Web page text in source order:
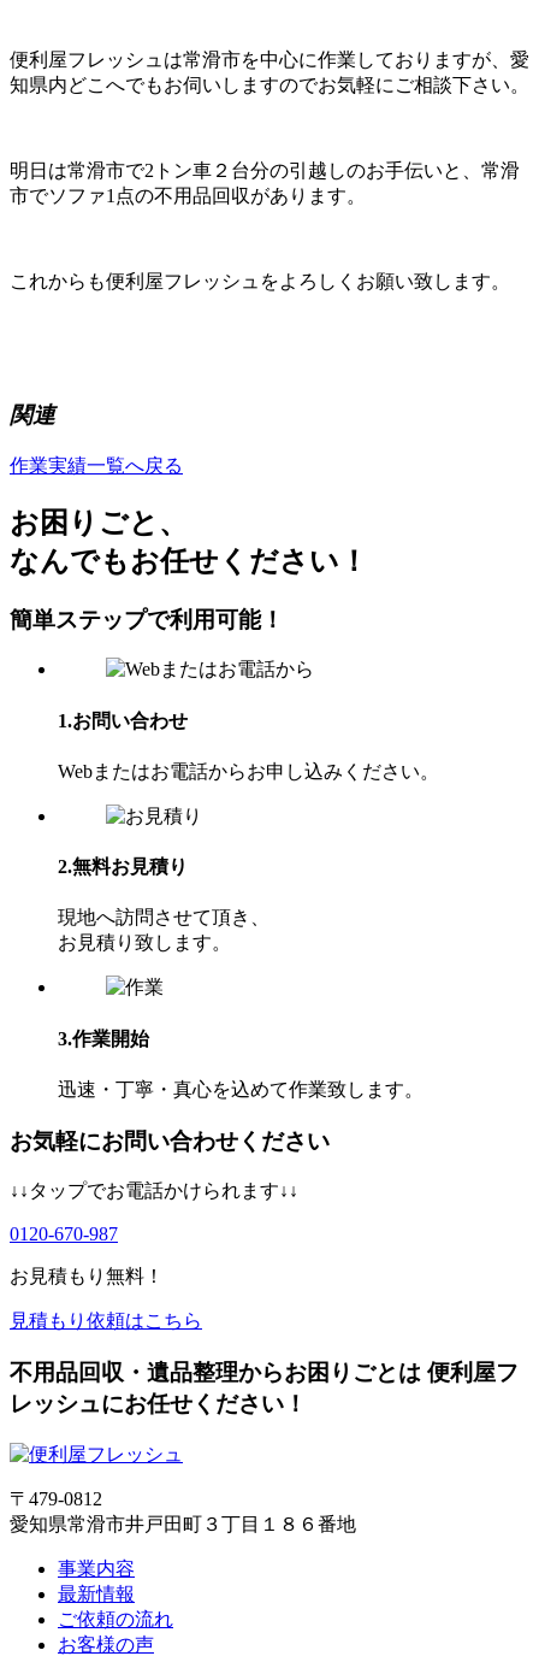
便利屋フレッシュは常滑市を中心に作業しておりますが、愛
知県内どこへでもお伺いしますのでお気軽にご相談下さい。
明日は常滑市で2トン車２台分の引越しのお手伝いと、常滑
市でソファ1点の不用品回収があります。
これからも便利屋フレッシュをよろしくお願い致します。
関連
作業実績一覧へ戻る
お困り ごと、
なんでもお任せください！
簡単ステップで利⽤可能！
1.お問い合わせ
Webまたはお電話からお申し込みください。
2.無料お見積り
現地へ訪問させて頂き、
お⾒積り致します。
3.作業開始
迅速・丁寧・真心を込めて作業致します。
お気軽にお問い合わせください
↓↓タップでお電話かけられます↓↓
0120-670-987
お見積もり無料！
見積もり依頼はこちら
不用品回収・遺品整理からお困りごとは 便利屋フ
レッシュにお任せください！
〒479-0812
愛知県常滑市井戸田町３丁目１８６番地
事業内容
最新情報
ご依頼の流れ
お客様の声